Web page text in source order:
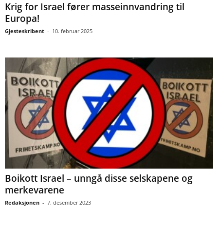
Krig for Israel fører masseinnvandring til
Europa!
Gjesteskribent - 10. februar 2025
Boikott Israel – unngå disse selskapene og
merkevarene
Redaksjonen - 7. desember 2023